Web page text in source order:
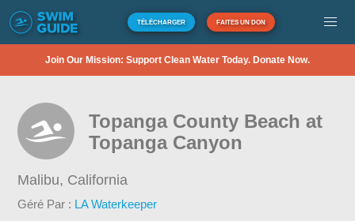
TÉLÉCHARGER FAITES UN DON
Join Our Mission: Support Clean Water Today. Donate Now.
Topanga County Beach at
Topanga Canyon
Malibu, California
Géré Par : LA Waterkeeper